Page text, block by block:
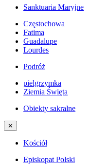
Sanktuaria Maryjne
Częstochowa
Fatima
Guadalupe
Lourdes
Podróż
pielgrzymka
Ziemia Święta
Obiekty sakralne
✕
Kościół
Episkopat Polski